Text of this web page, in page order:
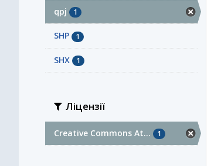
qpj 1
SHP 1
SHX 1
Ліцензії
Creative Commons At... 1